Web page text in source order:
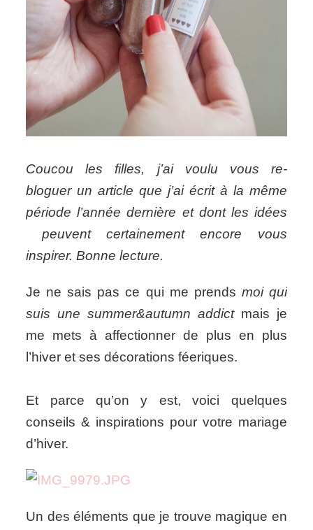
Coucou les filles, j’ai voulu vous re-
bloguer un article que j’ai écrit à la même
période l’année dernière et dont les idées
peuvent certainement encore vous
inspirer. Bonne lecture.
Je ne sais pas ce qui me prends moi qui
suis une summer&autumn addictmais je
me mets à affectionner de plus en plus
l’hiver et ses décorations féeriques.
Et parce qu’on y est, voici quelques
conseils & inspirations pour votre mariage
d’hiver.
Un des éléments que je trouve magique en